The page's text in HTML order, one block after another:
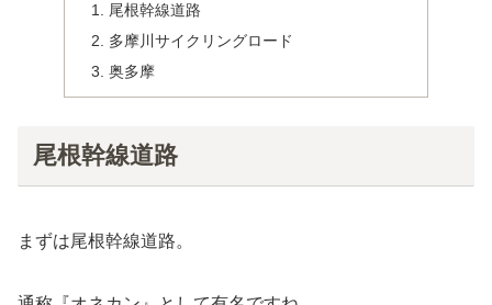
尾根幹線道路
多摩川サイクリングロード
奥多摩
尾根幹線道路
まずは尾根幹線道路。